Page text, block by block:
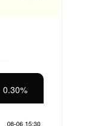
0.30%